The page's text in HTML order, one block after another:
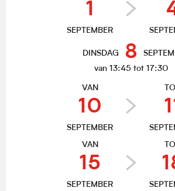
1
SEPTEMBER
DINSDAG 8
van 13:45 tot 17:30
VAN
10
SEPTEMBER
VAN
15
SEPTEMBER